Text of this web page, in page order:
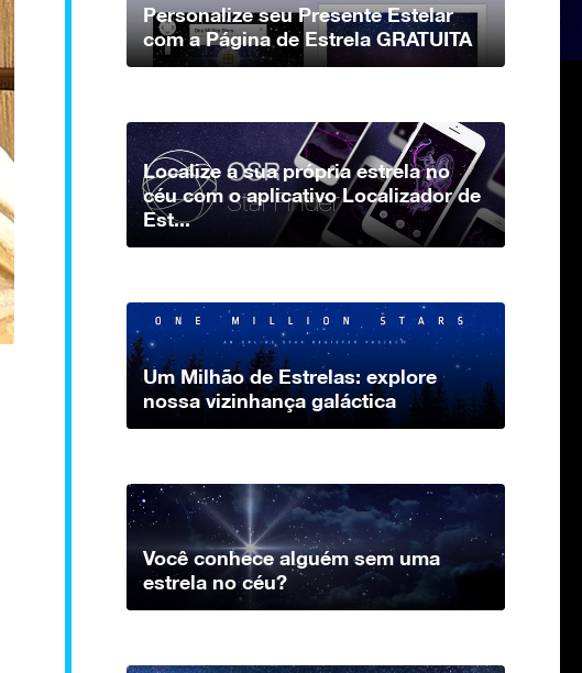
Personalize seu Presente Estelar
com a Página de Estrela GRATUITA
Localize a sua própria estrela no
céu com o aplicativo Localizador de
Est...
Um Milhão de Estrelas: explore
nossa vizinhança galáctica
Você conhece alguém sem uma
estrela no céu?